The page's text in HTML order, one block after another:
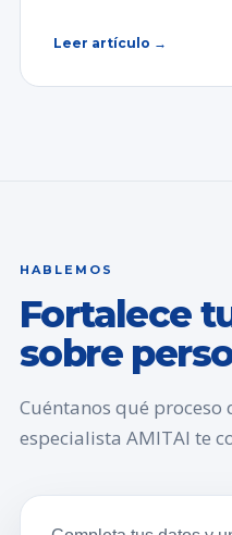
Leer artículo →
HABLEMOS
Fortalece
sobre
Cuéntanos qué proceso
especialista AMITAI te